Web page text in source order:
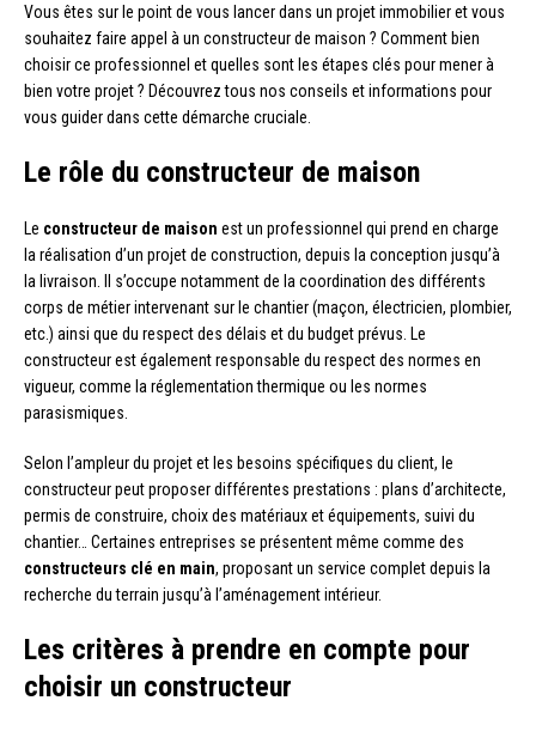
Vous êtes sur le point de vous lancer dans un projet immobilier et vous
souhaitez faire appel à un constructeur de maison ? Comment bien
choisir ce professionnel et quelles sont les étapes clés pour mener à
bien votre projet ? Découvrez tous nos conseils et informations pour
vous guider dans cette démarche cruciale.
Le rôle du constructeur de maison
Le constructeur de maison est un professionnel qui prend en charge
la réalisation d’un projet de construction, depuis la conception jusqu’à
la livraison. Il s’occupe notamment de la coordination des différents
corps de métier intervenant sur le chantier (maçon, électricien, plombier,
etc.) ainsi que du respect des délais et du budget prévus. Le
constructeur est également responsable du respect des normes en
vigueur, comme la réglementation thermique ou les normes
parasismiques.
Selon l’ampleur du projet et les besoins spécifiques du client, le
constructeur peut proposer différentes prestations : plans d’architecte,
permis de construire, choix des matériaux et équipements, suivi du
chantier… Certaines entreprises se présentent même comme des
constructeurs clé en main, proposant un service complet depuis la
recherche du terrain jusqu’à l’aménagement intérieur.
Les critères à prendre en compte pour
choisir un constructeur